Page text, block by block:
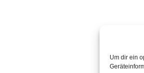
Um dir ein